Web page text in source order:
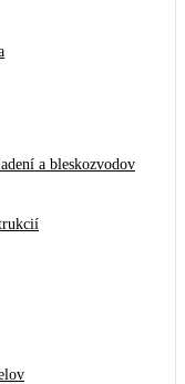
a bleskozvodov